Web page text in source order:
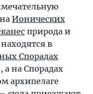
Ионических
природа и
в
Спорадах
а на Спорадах
архипелаге